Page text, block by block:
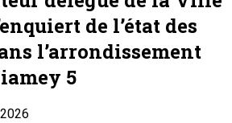
de l’état des
l’arrondissement
5